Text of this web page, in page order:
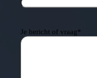
Je bericht of vraag*